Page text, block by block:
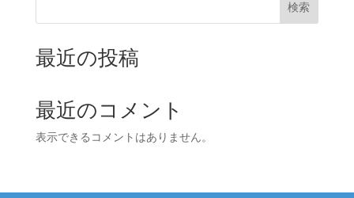
検索
最近の投稿
最近のコメント
表示できるコメントはありません。